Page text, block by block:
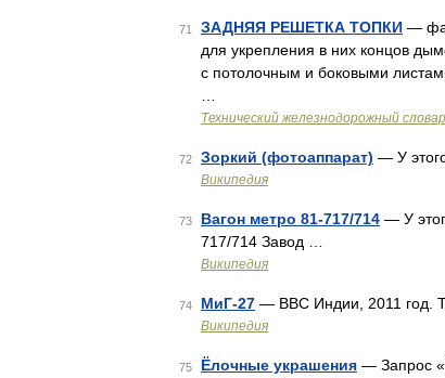
71 ЗАДНЯЯ РЕШЕТКА ТОПКИ —
для укрепления в них концов
с потолочным и боковыми
Технический железнодорожный
72 Зоркий (фотоаппарат) — У
Википедия
73 Вагон метро 81-717/714 — У
717/714 Завод …
Википедия
74 МиГ-27 — ВВС Индии, 2011 год.
Википедия
75 Ёлочные украшения — Запрос